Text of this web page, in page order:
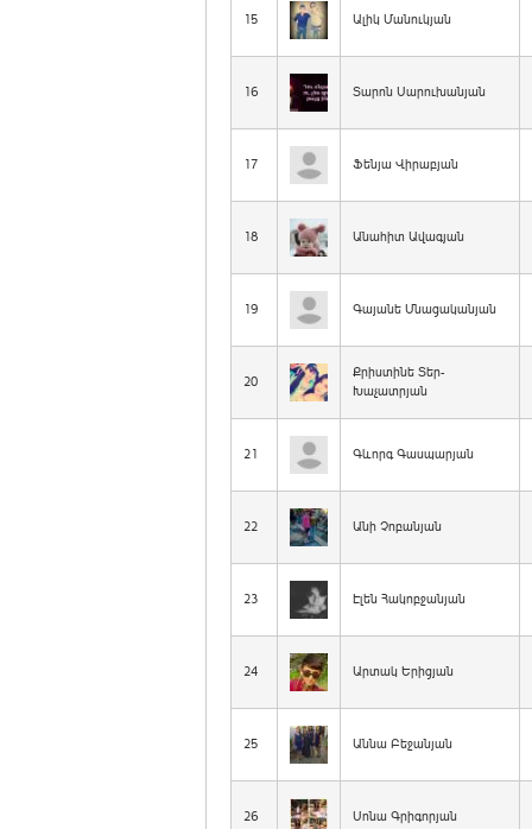
15 Ալիկ Մանուկյան
16 Տարոն Սարուխանյան
17 Ֆենյա Վիրաբյան
18 Անահիտ Ավագյան
19 Գայանե Մնացականյան
20
Քրիստինե Տեր-
Խաչատրյան
21 Գևորգ Գասպարյան
22 Անի Չոբանյան
23 Էլեն Հակոբջանյան
24 Արտակ Երիցյան
25 Աննա Բեջանյան
26 Սոնա Գրիգորյան